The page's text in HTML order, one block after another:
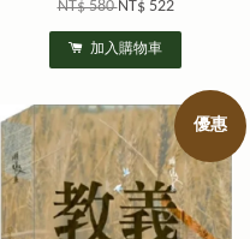
NT$ 580NT$ 522
加入購物車
優惠